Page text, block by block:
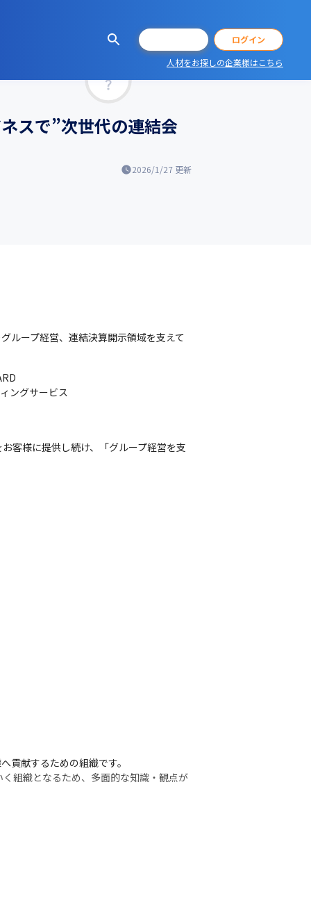
ログイン
人材をお探しの企業様はこちら
スで”次世代の連結会
2026/1/27 更新
ループ経営、連結決算開示領域を支えて
ングサービス
客様に提供し続け、「グループ経営を支
貢献するための組織です。
組織となるため、多面的な知識・観点が